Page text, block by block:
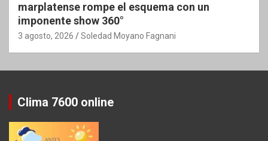
marplatense rompe el esquema con un
imponente show 360°
3 agosto, 2026 Soledad Moyano Fagnani
Clima 7600 online